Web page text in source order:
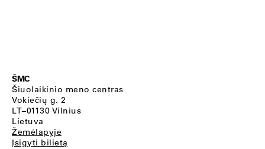
ŠMC
Šiuolaikinio meno centras
Vokiečių g. 2
LT–01130 Vilnius
Lietuva
Žemėlapyje
Įsigyti bilietą